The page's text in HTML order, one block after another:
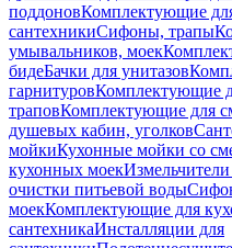
поддоновКомплектующие
сантехникиСифоны, трапы
умывальников, моек
бидеБачки для унитазов
гарнитуровКомплектующие
траповКомплектующие для
душевых кабин, уголков
мойкиКухонные мойки со
кухонных моек
очистки питьевой воды
моекКомплектующие для
сантехникаИнсталляции для